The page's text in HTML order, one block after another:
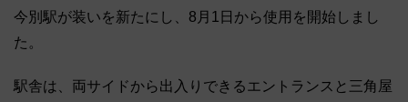
今別駅が装いを新たにし、8月1日から使用を開始しまし
た。
駅舎は、両サイドから出入りできるエントランスと三角屋